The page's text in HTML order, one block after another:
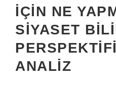
İÇIN NE
SIYASET
ANALIZ